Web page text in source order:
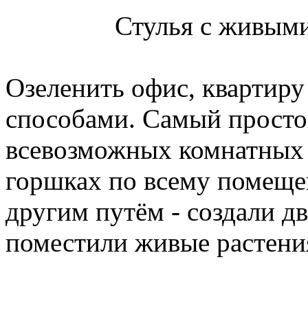
Стулья с
Озеленить офис,
способами. Самый
всевозможных комнатных
горшках по всему
другим путём - создали
поместили живые